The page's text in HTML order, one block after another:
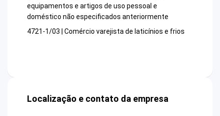
equipamentos e artigos de uso pessoal e
doméstico não especificados anteriormente
4721-1/03 | Comércio varejista de laticínios e frios
Localização e contato da empresa